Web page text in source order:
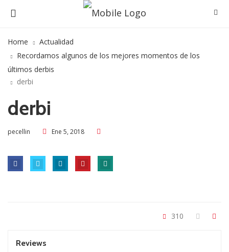
Home
Actualidad
Recordamos algunos de los mejores momentos de los
últimos derbis
derbi
derbi
pecellin Ene 5, 2018
310
Reviews